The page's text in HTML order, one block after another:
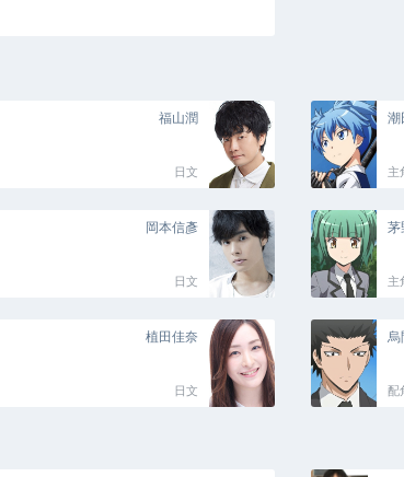
福山潤
日文
潮
主
岡本信彥
日文
茅
主
植田佳奈
日文
烏
配